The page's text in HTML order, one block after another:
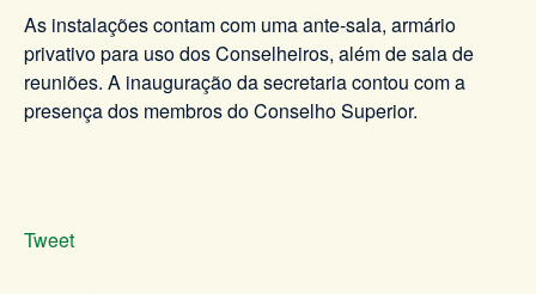
As instalações contam com uma ante-sala, armário
privativo para uso dos Conselheiros, além de sala de
reuniões. A inauguração da secretaria contou com a
presença dos membros do Conselho Superior.
Tweet